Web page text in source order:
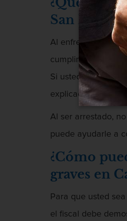
San Diego,
Al enfrentar cargos
cumplimiento de
Si usted es
explicaciones o
Al ser arrestado,
puede ayudarle a
¿Cómo
graves en
Para que usted
el fiscal debe